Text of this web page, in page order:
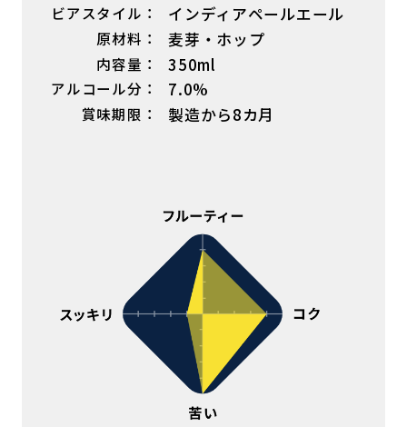
ビアスタイル： インディアペールエール
原材料： 麦芽・ホップ
内容量： 350ml
アルコール分： 7.0%
賞味期限： 製造から8カ月